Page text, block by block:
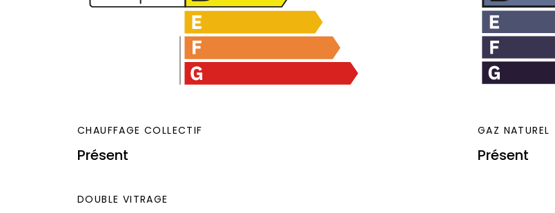
CHAUFFAGE COLLECTIF
Présent
GAZ NATUREL
Présent
DOUBLE VITRAGE